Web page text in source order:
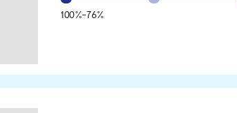
76%-100%